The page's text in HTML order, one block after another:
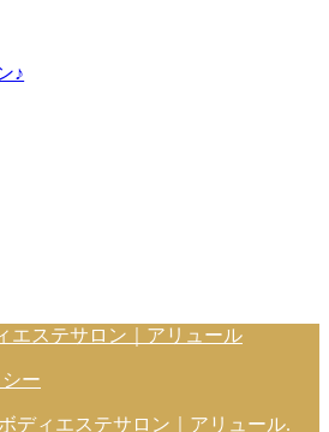
♪
ー
ディエステサロン｜アリュール.